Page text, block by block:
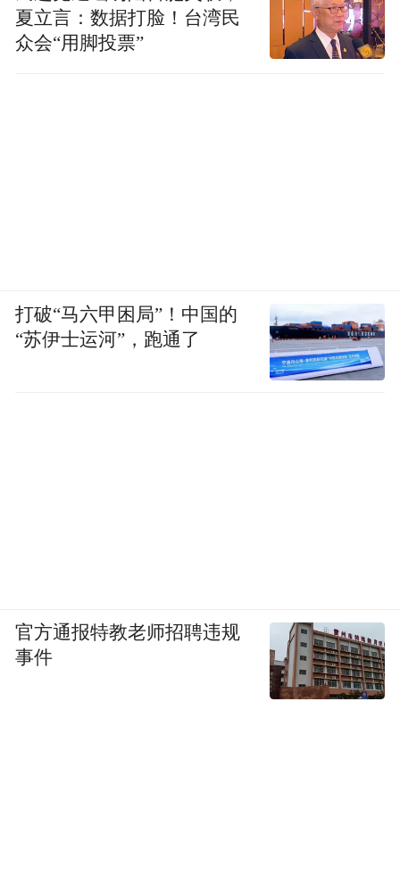
夏立言：数据打脸！台湾民
众会“用脚投票”
打破“马六甲困局”！中国的
“苏伊士运河”，跑通了
官方通报特教老师招聘违规
事件